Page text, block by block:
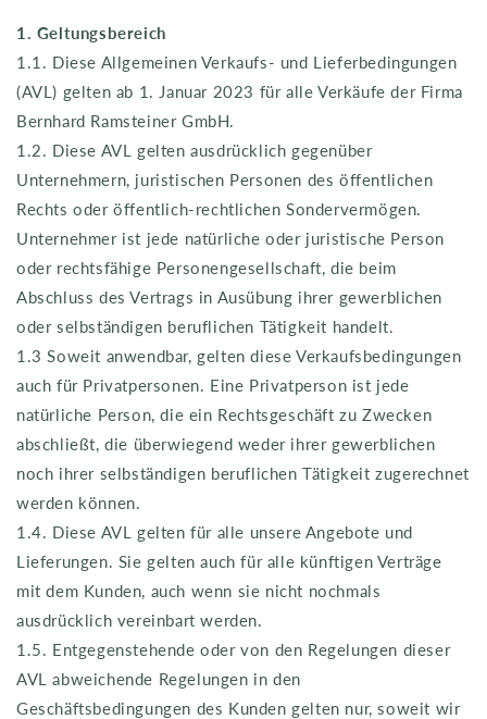
1. Geltungsbereich
1.1. Diese Allgemeinen Verkaufs- und Lieferbedingungen
(AVL) gelten ab 1. Januar 2023 für alle Verkäufe der Firma
Bernhard Ramsteiner GmbH.
1.2. Diese AVL gelten ausdrücklich gegenüber
Unternehmern, juristischen Personen des öffentlichen
Rechts oder öffentlich-rechtlichen Sondervermögen.
Unternehmer ist jede natürliche oder juristische Person
oder rechtsfähige Personengesellschaft, die beim
Abschluss des Vertrags in Ausübung ihrer gewerblichen
oder selbständigen beruflichen Tätigkeit handelt.
1.3 Soweit anwendbar, gelten diese Verkaufsbedingungen
auch für Privatpersonen. Eine Privatperson ist jede
natürliche Person, die ein Rechtsgeschäft zu Zwecken
abschließt, die überwiegend weder ihrer gewerblichen
noch ihrer selbständigen beruflichen Tätigkeit zugerechnet
werden können.
1.4. Diese AVL gelten für alle unsere Angebote und
Lieferungen. Sie gelten auch für alle künftigen Verträge
mit dem Kunden, auch wenn sie nicht nochmals
ausdrücklich vereinbart werden.
1.5. Entgegenstehende oder von den Regelungen dieser
AVL abweichende Regelungen in den
Geschäftsbedingungen des Kunden gelten nur, soweit wir